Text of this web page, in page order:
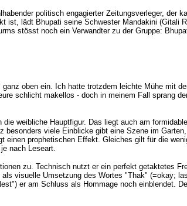
politisch engagierter Zeitungsverleger, der
ist, lädt Bhupati seine Schwester Mandakini (Gitali
stösst noch ein Verwandter zu der Gruppe:
oben ein. Ich hatte trotzdem leichte Mühe mit
schlicht makellos - doch in meinem Fall sprang
weibliche Hauptfigur. Das liegt auch am
besonders viele Einblicke gibt eine Szene im
prophetischen Effekt. Gleiches gilt für die
nach Leseart.
zu. Technisch nutzt er ein perfekt getaktetes
visuelle Umsetzung des Wortes "Thak" (=okay;
er am Schluss als Hommage noch einblendet.